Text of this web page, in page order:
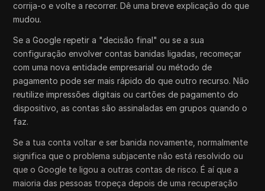
corrija-o e volte a recorrer. Dê uma breve explicação do que
mudou.
Se a Google repetir a "decisão final" ou se a sua
configuração envolver contas banidas ligadas, recomeçar
com uma nova entidade empresarial ou método de
pagamento pode ser mais rápido do que outro recurso. Não
reutilize impressões digitais ou cartões de pagamento do
dispositivo, as contas são assinaladas em grupos quando o
faz.
Se a tua conta voltar e ser banida novamente, normalmente
significa que o problema subjacente não está resolvido ou
que o Google te ligou a outras contas de risco. É aí que a
maioria das pessoas tropeça depois de uma recuperação